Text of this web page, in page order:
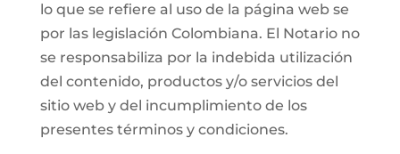
lo que se refiere al uso de la página web se
por las legislación Colombiana. El Notario no
se responsabiliza por la indebida utilización
del contenido, productos y/o servicios del
sitio web y del incumplimiento de los
presentes términos y condiciones.